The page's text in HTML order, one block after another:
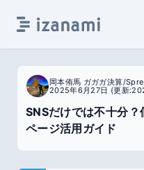
2025年6月27日 (更新
SNSだけでは不十分
ページ活用ガイド